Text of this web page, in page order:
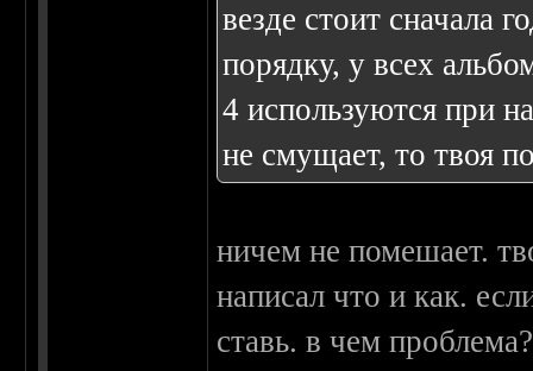
везде стоит сначала
порядку, у всех
4 используются при
не смущает, то твоя
ничем не помешает.
написал что и как.
ставь. в чем проблема?